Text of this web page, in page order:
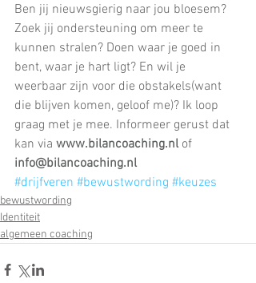
Ben jij nieuwsgierig naar jou bloesem?
Zoek jij ondersteuning om meer te
kunnen stralen? Doen waar je goed in
bent, waar je hart ligt? En wil je
weerbaar zijn voor die obstakels(want
die blijven komen, geloof me)? Ik loop
graag met je mee. Informeer gerust dat
kan via www.bilancoaching.nl of
info@bilancoaching.nl
#drijfveren #bewustwording #keuzes
bewustwording
Identiteit
algemeen coaching